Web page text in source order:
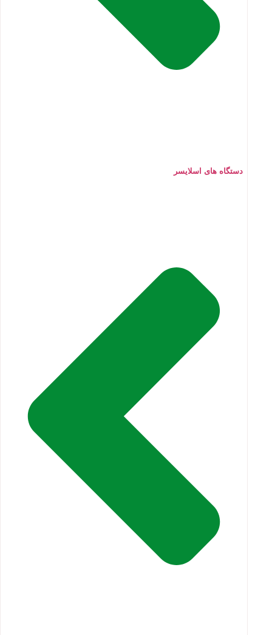
دستگاه های اسلایسر